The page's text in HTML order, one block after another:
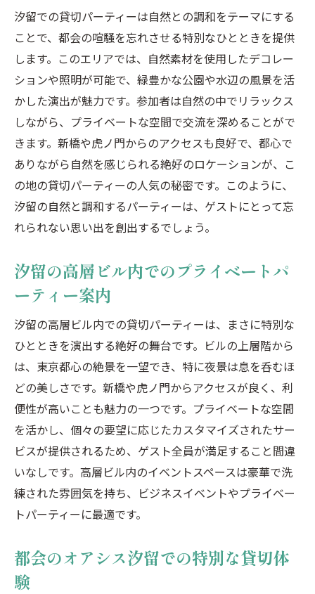
汐留での貸切パーティーは自然との調和をテーマにする
ことで、都会の喧騒を忘れさせる特別なひとときを提供
します。このエリアでは、自然素材を使用したデコレー
ションや照明が可能で、緑豊かな公園や水辺の風景を活
かした演出が魅力です。参加者は自然の中でリラックス
しながら、プライベートな空間で交流を深めることがで
きます。新橋や虎ノ門からのアクセスも良好で、都心で
ありながら自然を感じられる絶好のロケーションが、こ
の地の貸切パーティーの人気の秘密です。このように、
汐留の自然と調和するパーティーは、ゲストにとって忘
れられない思い出を創出するでしょう。
汐留の高層ビル内でのプライベートパ
ーティー案内
汐留の高層ビル内での貸切パーティーは、まさに特別な
ひとときを演出する絶好の舞台です。ビルの上層階から
は、東京都心の絶景を一望でき、特に夜景は息を呑むほ
どの美しさです。新橋や虎ノ門からアクセスが良く、利
便性が高いことも魅力の一つです。プライベートな空間
を活かし、個々の要望に応じたカスタマイズされたサー
ビスが提供されるため、ゲスト全員が満足すること間違
いなしです。高層ビル内のイベントスペースは豪華で洗
練された雰囲気を持ち、ビジネスイベントやプライベー
トパーティーに最適です。
都会のオアシス汐留での特別な貸切体
験